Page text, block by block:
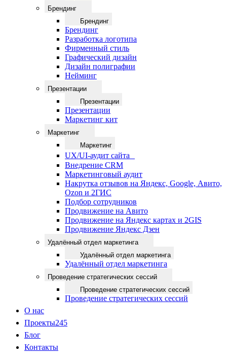
Брендинг
Брендинг
Брендинг
Разработка логотипа
Фирменный стиль
Графический дизайн
Дизайн полиграфии
Нейминг
Презентации
Презентации
Презентации
Маркетинг кит
Маркетинг
Маркетинг
UX/UI-аудит сайта
Внедрение CRM
Маркетинговый аудит
Накрутка отзывов на Яндекс, Google, Авито,
Ozon и 2ГИС
Подбор сотрудников
Продвижение на Авито
Продвижение на Яндекс картах и 2GIS
Продвижение Яндекс Дзен
Удалённый отдел маркетинга
Удалённый отдел маркетинга
Удалённый отдел маркетинга
Проведение стратегических сессий
Проведение стратегических сессий
Проведение стратегических сессий
О нас
Проекты245
Блог
Контакты